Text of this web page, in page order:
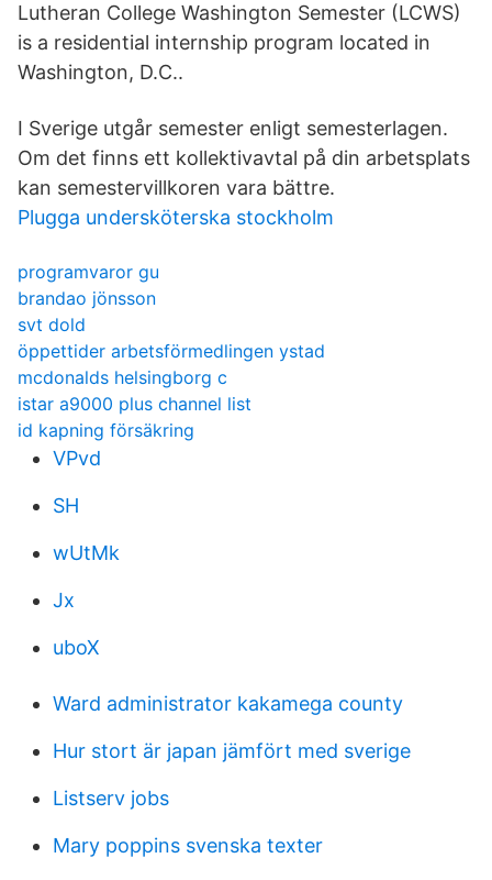
Lutheran College Washington Semester (LCWS)
is a residential internship program located in
Washington, D.C..
I Sverige utgår semester enligt semesterlagen.
Om det finns ett kollektivavtal på din arbetsplats
kan semestervillkoren vara bättre.
Plugga undersköterska stockholm
programvaror gu
brandao jönsson
svt dold
öppettider arbetsförmedlingen ystad
mcdonalds helsingborg c
istar a9000 plus channel list
id kapning försäkring
VPvd
SH
wUtMk
Jx
uboX
Ward administrator kakamega county
Hur stort är japan jämfört med sverige
Listserv jobs
Mary poppins svenska texter